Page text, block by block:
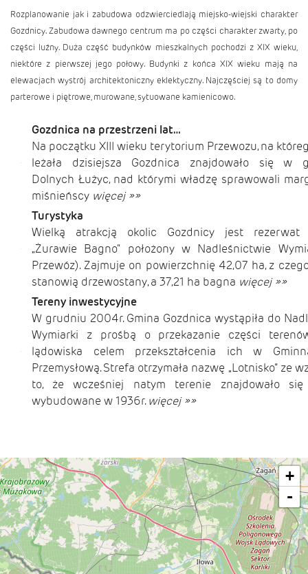
Rozplanowanie jak i zabudowa odzwierciedlają miejsko-wiejski charakter
Gozdnicy. Zabudowa dawnego centrum ma po części charakter zwarty, po
części luźny. Duża część budynków mieszkalnych pochodzi z XIX wieku,
niektóre z pierwszej jego połowy. Budynki z końca XIX wieku mają na
elewacjach wystrój architektoniczny eklektyczny. Najczęściej są to domy
parterowe i piętrowe, murowane, sytuowane kamienicowo.
Gozdnica na przestrzeni lat…
Na początku XIII wieku terytorium Przewozu, na
leżała dzisiejsza Gozdnica znajdowało się w
Dolnych Łużyc, nad którymi władzę sprawowali
miśnieńscy więcej »»
Turystyka
Wielką atrakcją okolic Gozdnicy jest rezerwat
„Żurawie Bagno" położony w Nadleśnictwie
Przewóz). Zajmuje on powierz­chnię 42,07 ha, z
stanowią drzewostany, a 37,21 ha bagna więcej »»
Tereny inwestycyjne
W grudniu 2004r. Gmina Gozdnica wystąpiła do
Wymiarki z prośbą o przekazanie części
lądowiska celem przekształcenia ich w
Przemysłową. Strefa otrzymała nazwę „Lotnisko” ze
to, że wcześniej natym terenie znajdowało się
wybudowane w 1936r.więcej »»
+
-